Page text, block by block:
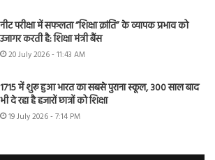
नीट परीक्षा में सफलता “शिक्षा क्रांति” के व्यापक प्रभाव को
उजागर करती है: शिक्षा मंत्री बैंस
20 July 2026 - 11:43 AM
1715 में शुरू हुआ भारत का सबसे पुराना स्कूल, 300 साल बाद
भी दे रहा है हजारों छात्रों को शिक्षा
19 July 2026 - 7:14 PM